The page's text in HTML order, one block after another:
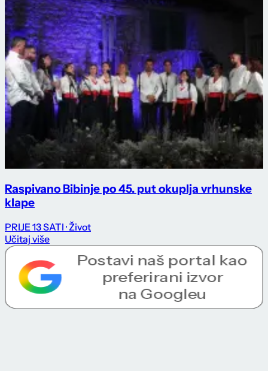
Raspivano Bibinje po 45. put okuplja vrhunske
klape
PRIJE 13 SATI · Život
Učitaj više